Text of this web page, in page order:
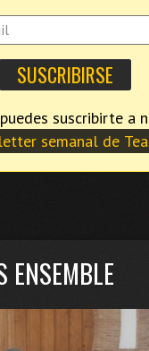
semanal de
ENSEMBLE